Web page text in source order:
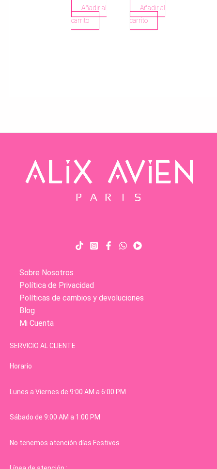
Añadir al
carrito
CARAMEL
NUDE
Añadir al
carrito
Sobre Nosotros
Política de Privacidad
Políticas de cambios y devoluciones
Blog
Mi Cuenta
SERVICIO AL CLIENTE
Horario
Lunes a Viernes de 9:00 AM a 6:00 PM
Sábado de 9:00 AM a 1:00 PM
No tenemos atención días Festivos